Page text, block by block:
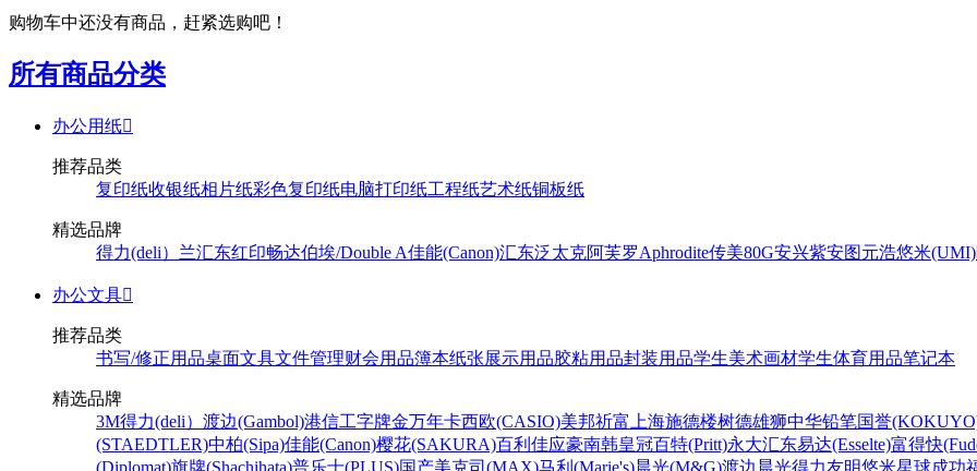
购物车中还没有商品，赶紧选购吧！
所有商品分类
办公用纸
推荐品类
复印纸收银纸相片纸彩色复印纸电脑打印纸工程纸艺术纸铜板纸
精选品牌
得力(deli） 兰汇东红印畅达伯埃/Double A佳能(Canon)汇东泛太克阿芙罗Aphrodite传美80G安兴紫安图元浩悠米(UMI)
办公文具
推荐品类
书写/修正用品桌面文具文件管理财会用品簿本纸张展示用品胶粘用品封装用品学生美术画材学生体育用品笔记本
精选品牌
3M得力(deli） 渡边(Gambol)港信工字牌金万年卡西欧(CASIO)美邦祈富 上海施德楼树德雄狮中华铅笔国誉
(STAEDTLER)中柏(Sipa)佳能(Canon)樱花(SAKURA)百利佳应豪南韩皇冠百特(Pritt)永大汇东易达(Esselte)富得快
(Diplomat)旗牌(Shachihata)普乐士(PLUS)国产美克司(MAX)马利(Marie's)晨光(M&G)渡边 晨光得力友明悠米星球成功